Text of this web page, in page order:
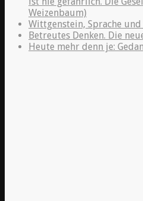
Weizenbaum)
Wittgenstein, Sprache
Betreutes Denken. Die
Heute mehr denn je: